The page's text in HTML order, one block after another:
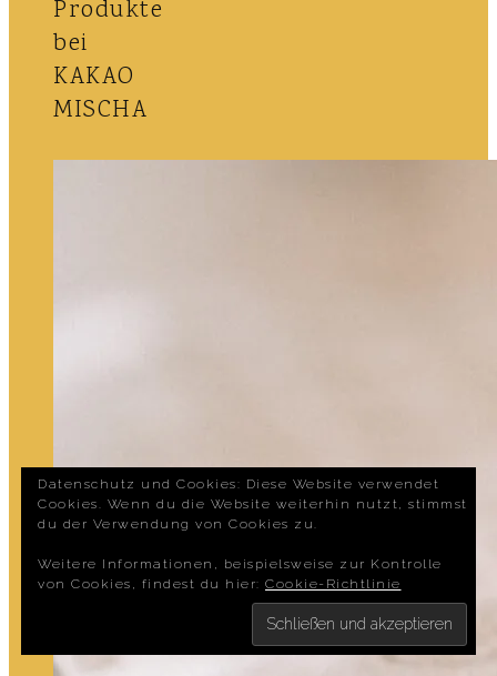
Produkte
bei
KAKAO
MISCHA
Datenschutz und Cookies: Diese Website verwendet
Cookies. Wenn du die Website weiterhin nutzt, stimmst
du der Verwendung von Cookies zu.
Weitere Informationen, beispielsweise zur Kontrolle
von Cookies, findest du hier: Cookie-Richtlinie